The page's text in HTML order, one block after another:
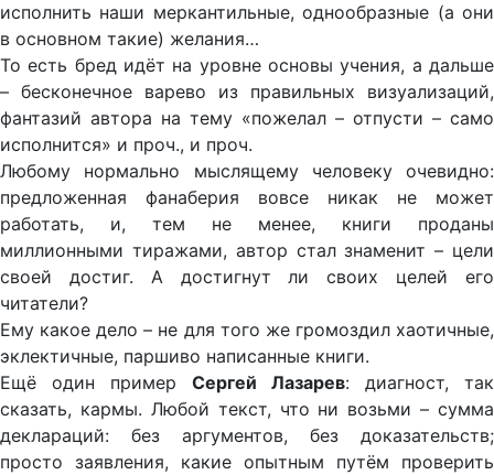
исполнить наши меркантильные, однообразные (а они
в основном такие) желания…
То есть бред идёт на уровне основы учения, а дальше
– бесконечное варево из правильных визуализаций,
фантазий автора на тему «пожелал – отпусти – само
исполнится» и проч., и проч.
Любому нормально мыслящему человеку очевидно:
предложенная фанаберия вовсе никак не может
работать, и, тем не менее, книги проданы
миллионными тиражами, автор стал знаменит – цели
своей достиг. А достигнут ли своих целей его
читатели?
Ему какое дело – не для того же громоздил хаотичные,
эклектичные, паршиво написанные книги.
Ещё один пример Сергей Лазарев: диагност, так
сказать, кармы. Любой текст, что ни возьми – сумма
деклараций: без аргументов, без доказательств;
просто заявления, какие опытным путём проверить